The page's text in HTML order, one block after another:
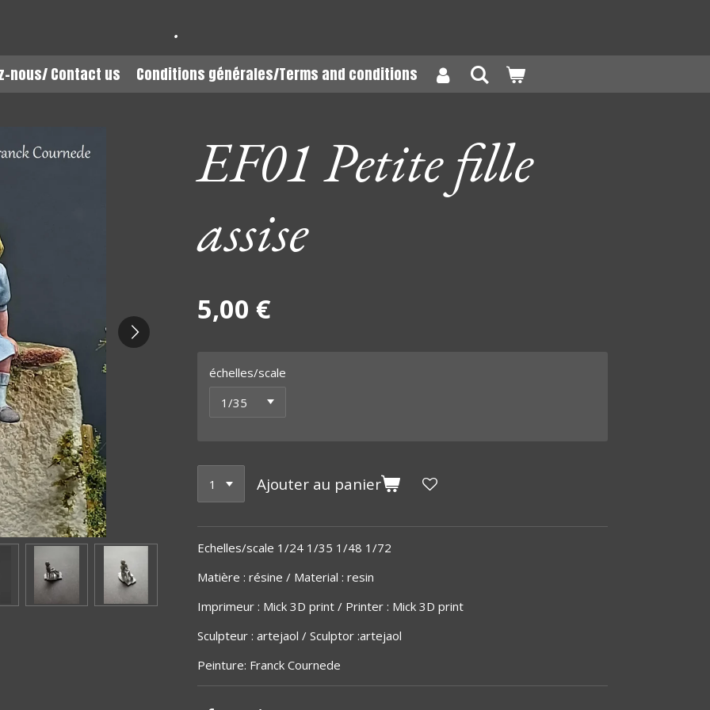
.
nous/ Contact us Conditions générales/Terms and conditions
EF01 Petite fille
assise
5,00 €
échelles/scale
Ajouter au panier
Echelles/scale 1/24 1/35 1/48 1/72
Matière : résine / Material : resin
Imprimeur : Mick 3D print / Printer : Mick 3D print
Sculpteur : artejaol / Sculptor :artejaol
Peinture: Franck Cournede